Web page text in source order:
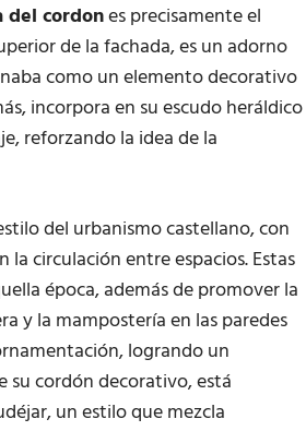
del cordones precisamente el
de la fachada, es un adorno
como un elemento decorativo
incorpora en su escudo heráldico
reforzando la idea de la
del urbanismo castellano, con
circulación entre espacios. Estas
época, además de promover la
y la mampostería en las paredes
logrando un
su cordón decorativo, está
un estilo que mezcla